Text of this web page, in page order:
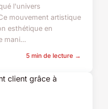
l'univers
mouvement artistique
esthétique en
mani...
5 min de lecture →